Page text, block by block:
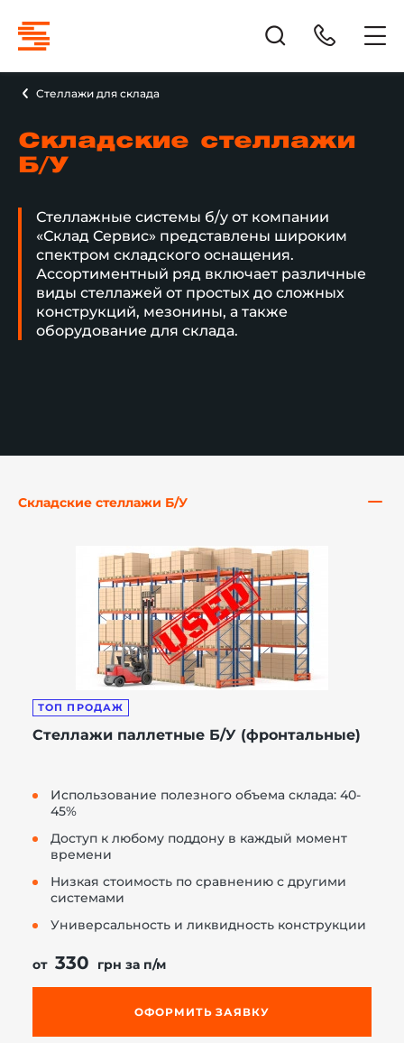
Cтеллажи для склада
Складские стеллажи
Б/У
Стеллажные системы б/у от компании
«Склад Сервис» представлены широким
спектром складского оснащения.
Ассортиментный ряд включает различные
виды стеллажей от простых до сложных
конструкций, мезонины, а также
оборудование для склада.
Складские стеллажи Б/У
ТОП ПРОДАЖ
Стеллажи паллетные Б/У (фронтальные)
Использование полезного объема склада: 40-
45%
Доступ к любому поддону в каждый момент
времени
Низкая стоимость по сравнению с другими
системами
Универсальность и ликвидность конструкции
от 330 грн за п/м
ОФОРМИТЬ ЗАЯВКУ